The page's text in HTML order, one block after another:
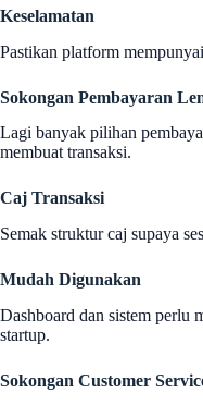
Keselamatan
Pastikan platform
Sokongan Pembayaran
Lagi banyak pilihan
membuat transaksi.
Caj Transaksi
Semak struktur caj supaya
Mudah Digunakan
Dashboard dan sistem perlu
startup.
Sokongan Customer